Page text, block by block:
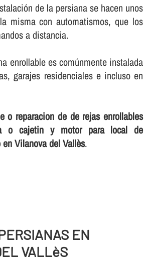
de la persiana se hacen unos
misma con automatismos, que los
a distancia.
enrollable es comúnmente instalada
garajes residenciales e incluso en
o reparacion de de rejas enrollables
o cajetin y motor para local de
Vilanova del Vallès.
EN
VALLèS